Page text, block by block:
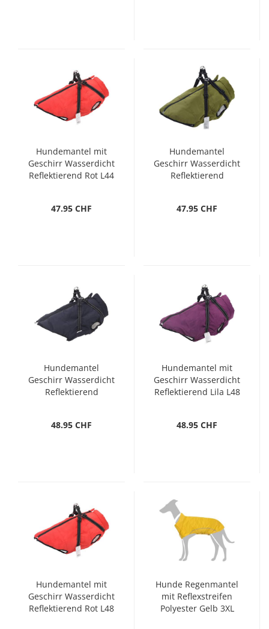
Hundemantel mit
Geschirr Wasserdicht
Reflektierend Rot L44
47.95 CHF
Hundemantel
Geschirr Wasserdicht
Reflektierend
47.95 CHF
Hundemantel
Geschirr Wasserdicht
Reflektierend
48.95 CHF
Hundemantel mit
Geschirr Wasserdicht
Reflektierend Lila L48
48.95 CHF
Hundemantel mit
Geschirr Wasserdicht
Reflektierend Rot L48
Hunde Regenmantel
mit Reflexstreifen
Polyester Gelb 3XL